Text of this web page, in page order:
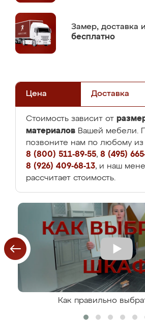
Замер, доставка
бесплатно
Цена Доставка
Стоимость зависит от
материалов Вашей мебели.
позвоните нам по любому
8 (800) 511-89-55, 8 (495)
8 (926) 409-68-13, и наш
рассчитает стоимость.
Как правильно